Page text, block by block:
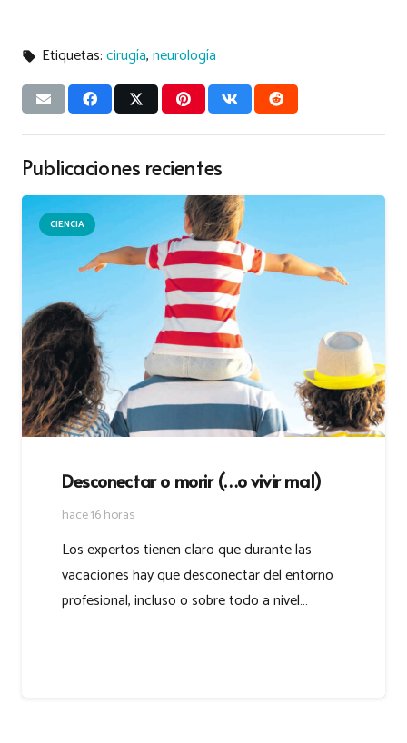
local_offer Etiquetas:cirugía,neurología
Publicaciones recientes
CIENCIA
Desconectar o morir (…o vivir mal)
hace 16 horas
Los expertos tienen claro que durante las
vacaciones hay que desconectar del entorno
profesional, incluso o sobre todo a nivel…